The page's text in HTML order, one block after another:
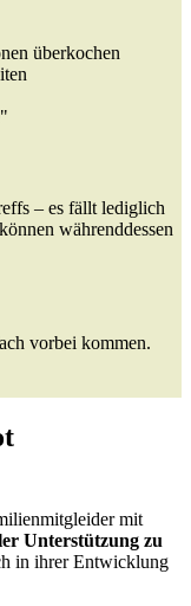
überkochen
– es fällt lediglich
währenddessen
vorbei kommen.
mit
Unterstützung zu
in ihrer Entwicklung